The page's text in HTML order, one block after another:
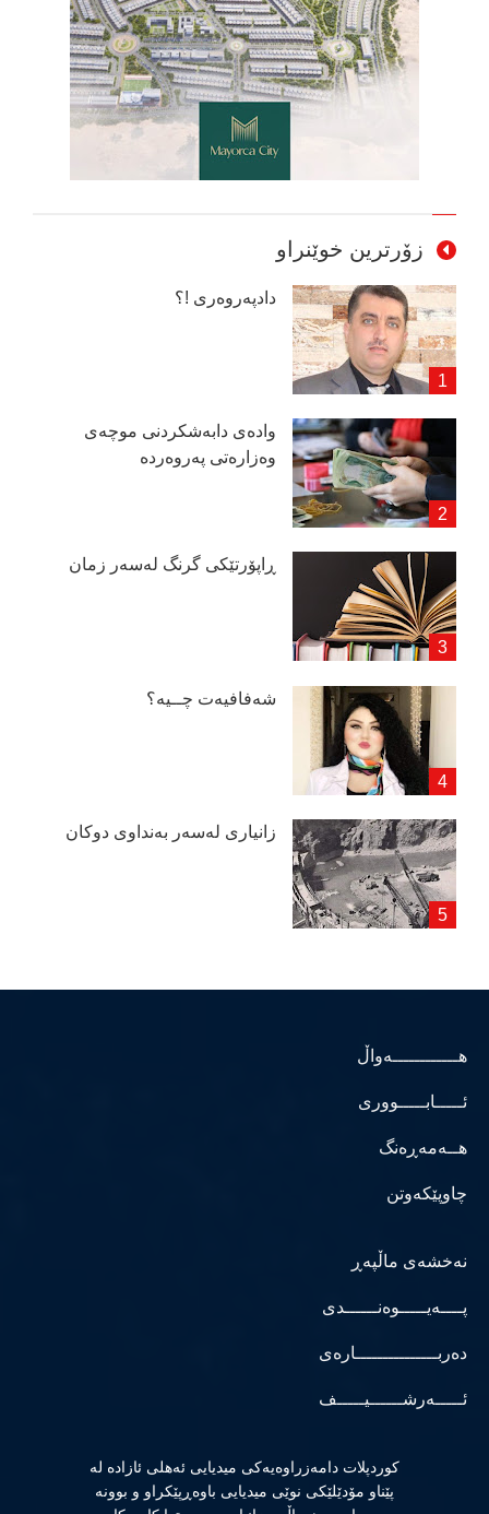
زۆرترین خوێنراو
دادپەروەری !؟
وادەی دابەشكردنی موچەی
وەزارەتی پەروەردە
ڕاپۆرتێكی گرنگ لەسەر زمان
شەفافیەت چــیە؟
زانیاری لەسەر بەنداوی دوكان
هــــــــــــەواڵ
ئـــــابـــــووری
هــەمەڕەنگ
چاوپێکەوتن
نەخشەی ماڵپەڕ
پــــەیـــــوەنــــــدی
دەربـــــــــــــــارەی
ئـــــەرشــــــیـــــف
كوردپلات دامەزراوەیەكی میدیایی ئەهلی ئازادە لە
پێناو مۆدێلێكی نوێی میدیایی باوەڕپێكراو و بوونە